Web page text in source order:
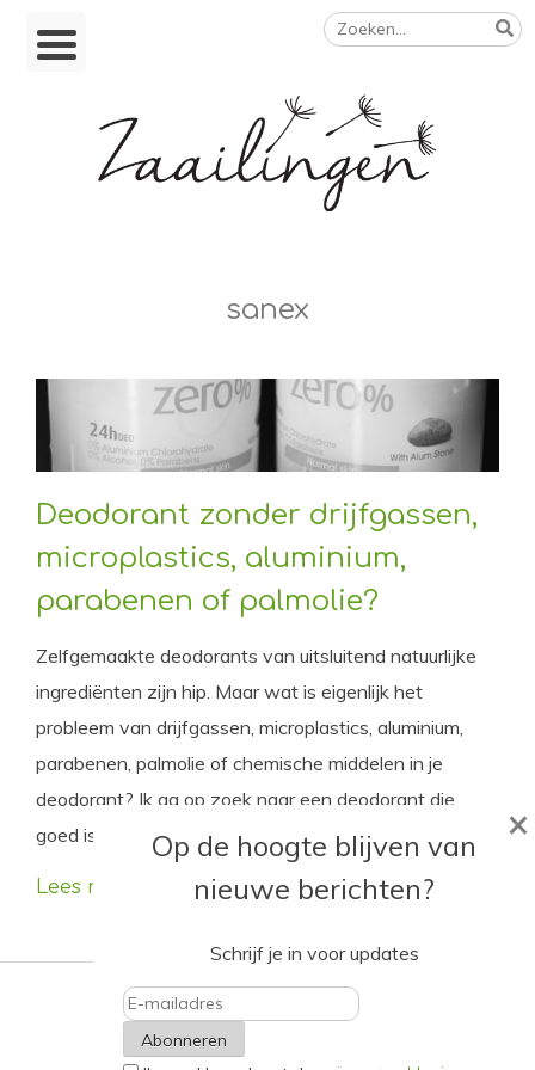
Skip
Zoeken
naar:
sanex
Deodorant zonder drijfgassen,
microplastics, aluminium,
parabenen of palmolie?
Zelfgemaakte deodorants van uitsluitend natuurlijke
ingrediënten zijn hip. Maar wat is eigenlijk het
probleem van drijfgassen, microplastics, aluminium,
parabenen, palmolie of chemische middelen in je
deodorant? Ik ga op zoek naar een deodorant die
goed is voor zowel het milieu als onze gezondheid.
Lees meer
Op de hoogte blijven van
nieuwe berichten?
Schrijf je in voor updates
E-
×